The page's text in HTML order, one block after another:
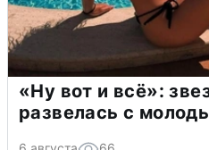
«Ну вот и всё»:
развелась с